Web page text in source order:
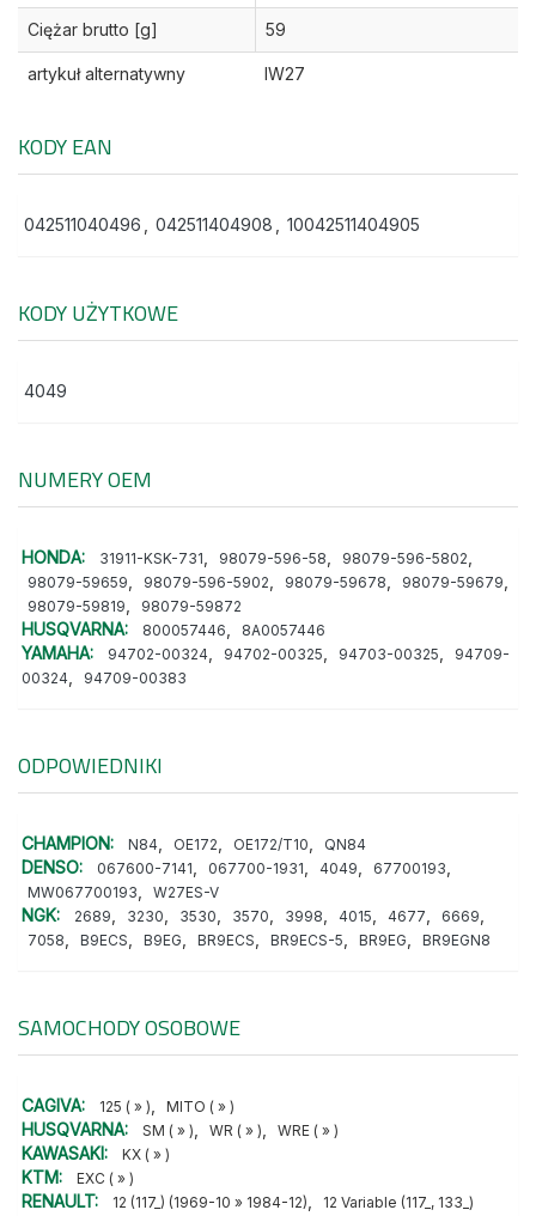
Ciężar brutto [g] 59
artykuł alternatywny IW27
KODY EAN
042511040496 042511404908 10042511404905
KODY UŻYTKOWE
4049
NUMERY OEM
HONDA: 31911-KSK-731 98079-596-58 98079-596-5802
98079-59659 98079-596-5902 98079-59678 98079-59679
98079-59819 98079-59872
HUSQVARNA: 800057446 8A0057446
YAMAHA: 94702-00324 94702-00325 94703-00325
94709-
00324
94709-00383
ODPOWIEDNIKI
CHAMPION: N84 OE172 OE172/T10 QN84
DENSO: 067600-7141 067700-1931 4049 67700193
MW067700193 W27ES-V
NGK: 2689 3230 3530 3570 3998 4015 4677 6669
7058 B9ECS B9EG BR9ECS BR9ECS-5 BR9EG BR9EGN8
SAMOCHODY OSOBOWE
CAGIVA: 125 ( » ) MITO ( » )
HUSQVARNA: SM ( » ) WR ( » ) WRE ( » )
KAWASAKI: KX ( » )
KTM: EXC ( » )
RENAULT: 12 (117_) (1969-10 » 1984-12)
12 Variable (117_, 133_)